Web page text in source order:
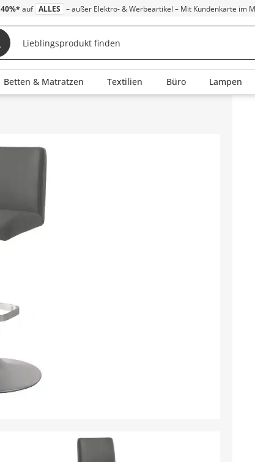
40%* auf ALLES – außer Elektro- & Werbeartikel – Mit Kundenkarte im
Betten & Matratzen Textilien Büro Lampen